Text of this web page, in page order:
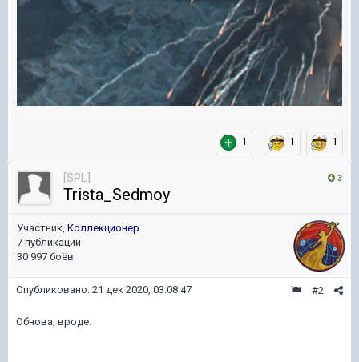
1 1 1
3
[SPL]
Trista_Sedmoy
Участник, Коллекционер
7 публикаций
30 997 боёв
#2
Опубликовано: 21 дек 2020, 03:08:47
Обнова, вроде.